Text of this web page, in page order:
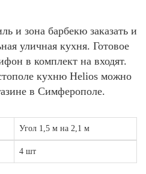
и зона барбекю заказать и
уличная кухня. Готовое
в комплект на входят.
кухню Helios можно
в Симферополе.
Угол 1,5 м на 2,1 м
4 шт